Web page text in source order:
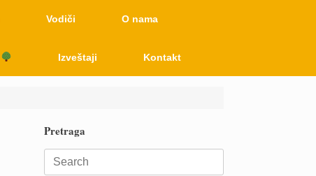
Vodiči O nama
Izveštaji Kontakt
Pretraga
Search
for: